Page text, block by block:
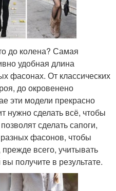
до колена? Самая
удобная длина
фасонах. От классических
до окровенено
эти модели прекрасно
нужно сделать всё, чтобы
сделать сапоги,
фасонов, чтобы
всего, учитывать
получите в результате.